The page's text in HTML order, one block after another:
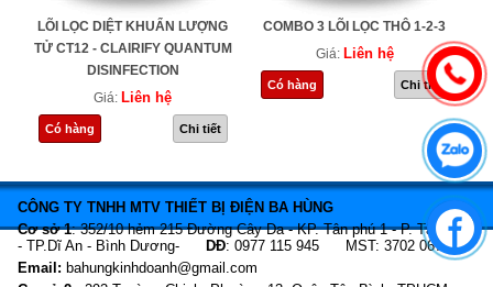
LÕI LỌC DIỆT KHUẨN LƯỢNG
TỬ CT12 - CLAIRIFY QUANTUM
DISINFECTION
Giá: Liên hệ
Có hàng Chi tiết
COMBO 3 LÕI LỌC THÔ 1-2-3
Giá: Liên hệ
Có hàng Chi tiết
CÔNG TY TNHH MTV THIẾT BỊ ĐIỆN BA HÙNG
Cơ sở 1: 352/10 hẻm 215 Đường Cây Da - KP. Tân phú 1 - P. Tân Bình
- TP.Dĩ An - Bình Dương-
DĐ: 0977 115 945 MST: 3702 067 466
Email: bahungkinhdoanh@gmail.com